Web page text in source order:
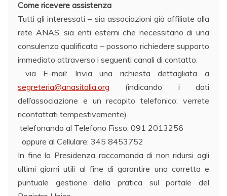
Come ricevere assistenza
Tutti gli interessati – sia associazioni già affiliate alla
rete ANAS, sia enti esterni che necessitano di una
consulenza qualificata – possono richiedere supporto
immediato attraverso i seguenti canali di contatto:
via E-mail: Invia una richiesta dettagliata a
segreteria@anasitalia.org (indicando i dati
dell’associazione e un recapito telefonico: verrete
ricontattati tempestivamente).
telefonando al Telefono Fisso: 091 2013256
oppure al Cellulare: 345 8453752
In fine la Presidenza raccomanda di non ridursi agli
ultimi giorni utili al fine di garantire una corretta e
puntuale gestione della pratica sul portale del